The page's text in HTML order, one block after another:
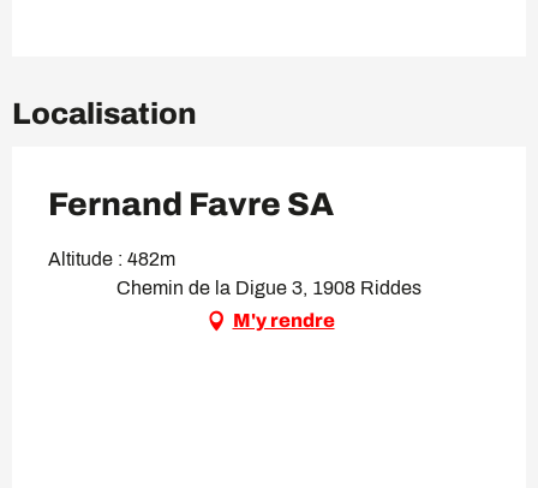
Localisation
Fernand Favre SA
Altitude : 482m
Chemin de la Digue 3, 1908 Riddes
M'y rendre